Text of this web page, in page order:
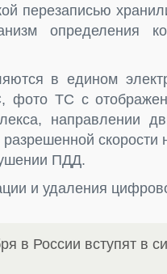
перезаписью
определения
в едином
фото ТС с
направлении
скорости
ПДД.
и удаления
в России вступят в